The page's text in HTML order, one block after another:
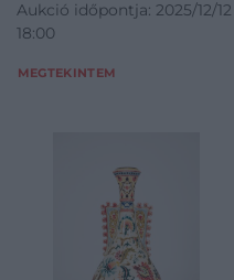
Aukció időpontja: 2025/12/12
18:00
MEGTEKINTEM